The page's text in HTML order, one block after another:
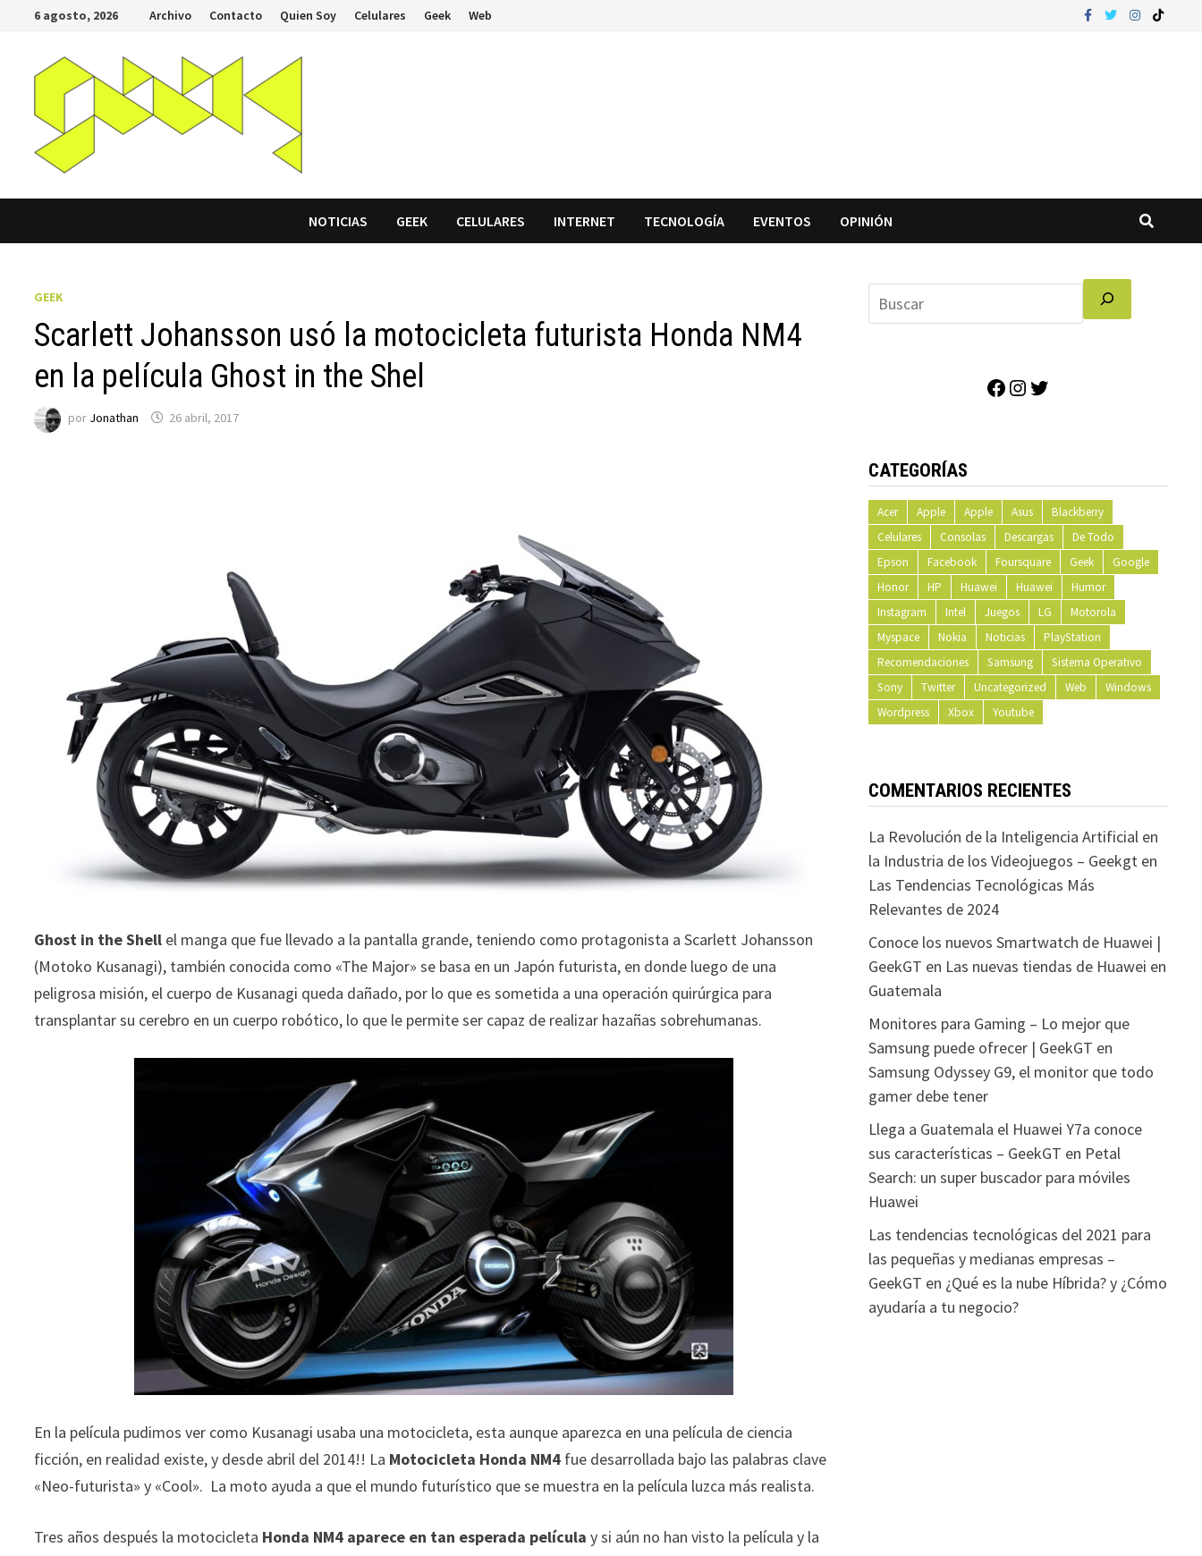
Saltar
contenido
6 agosto, 2026 Archivo Contacto Quien Soy Celulares Geek Web
NOTICIAS GEEK CELULARES INTERNET TECNOLOGÍA EVENTOS OPINIÓN
GEEK
Scarlett Johansson usó la motocicleta futurista Honda NM4
en la película Ghost in the Shel
por Jonathan 26 abril, 2017
Ghost in the Shell el manga que fue llevado a la pantalla grande, teniendo como protagonista a Scarlett Johansson
(Motoko Kusanagi), también conocida como «The Major» se basa en un Japón futurista, en donde luego de una
peligrosa misión, el cuerpo de Kusanagi queda dañado, por lo que es sometida a una operación quirúrgica para
transplantar su cerebro en un cuerpo robótico, lo que le permite ser capaz de realizar hazañas sobrehumanas.
En la película pudimos ver como Kusanagi usaba una motocicleta, esta aunque aparezca en una película de ciencia
ficción, en realidad existe, y desde abril del 2014!! La Motocicleta Honda NM4 fue desarrollada bajo las palabras clave
«Neo-futurista» y «Cool». La moto ayuda a que el mundo futurístico que se muestra en la película luzca más realista.
Tres años después la motocicleta Honda NM4 aparece en tan esperada película y si aún no han visto la película y la
Facebook
Instagram
CATEGORÍAS
Acer Apple Apple Asus
Blackberry
Celulares
Consolas Descargas
De Todo
Epson
Facebook Foursquare Geek
Google
Honor
HP Huawei Huawei
Humor
Instagram
Intel Juegos LG
Motorola
Myspace
Nokia Noticias
PlayStation
Recomendaciones
Samsung
Sistema Operativo
Sony
Twitter Uncategorized Web
Windows
Wordpress
Xbox Youtube
COMENTARIOS RECIENTES
La Revolución de la Inteligencia Artificial en
la Industria de los Videojuegos – Geekgten
Las Tendencias Tecnológicas Más
Relevantes de 2024
Conoce los nuevos Smartwatch de Huawei |
GeekGT en Las nuevas tiendas de Huawei en
Guatemala
Monitores para Gaming – Lo mejor que
Samsung puede ofrecer | GeekGT en
Samsung Odyssey G9, el monitor que todo
gamer debe tener
Llega a Guatemala el Huawei Y7a conoce
sus características – GeekGT en Petal
Search: un super buscador para móviles
Huawei
Las tendencias tecnológicas del 2021 para
las pequeñas y medianas empresas –
GeekGT en ¿Qué es la nube Híbrida? y ¿Cómo
ayudaría a tu negocio?